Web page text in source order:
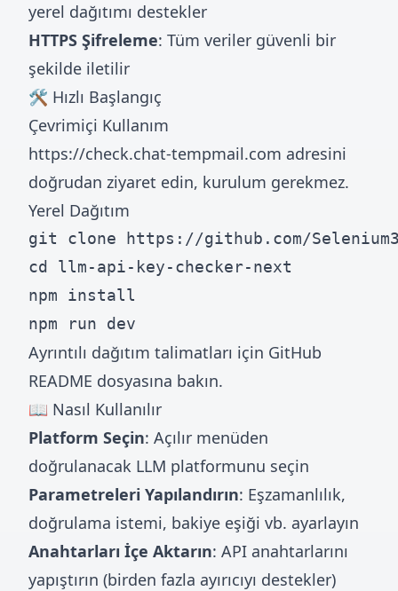
yerel dağıtımı destekler
HTTPS Şifreleme: Tüm veriler güvenli bir
şekilde iletilir
🛠️ Hızlı Başlangıç
Çevrimiçi Kullanım
https://check.chat-tempmail.com adresini
doğrudan ziyaret edin, kurulum gerekmez.
Yerel Dağıtım
git clone https://github.com/
cd llm-api-key-checker-next
npm install
Ayrıntılı dağıtım talimatları için GitHub
README dosyasına bakın.
📖 Nasıl Kullanılır
Platform Seçin: Açılır menüden
doğrulanacak LLM platformunu seçin
Parametreleri Yapılandırın: Eşzamanlılık,
doğrulama istemi, bakiye eşiği vb. ayarlayın
Anahtarları İçe Aktarın: API anahtarlarını
yapıştırın (birden fazla ayırıcıyı destekler)